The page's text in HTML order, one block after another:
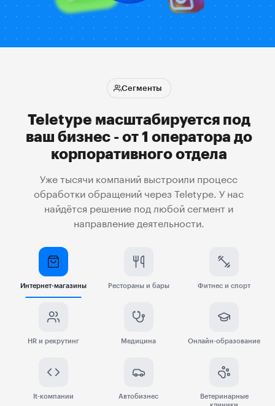
Сегменты
Teletype масштабируется под
ваш бизнес - от 1 оператора до
корпоративного отдела
Уже тысячи компаний выстроили процесс
обработки обращений через Teletype. У нас
найдётся решение под любой сегмент и
направление деятельности.
Интернет-магазины Рестораны и бары Фитнес и спорт
HR и рекрутинг Медицина Онлайн-образование
It-компании Автобизнес
Ветеринарные
клиники